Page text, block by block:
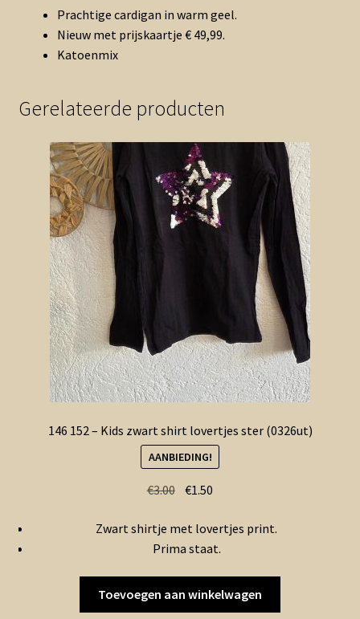
Prachtige cardigan in warm geel.
Nieuw met prijskaartje € 49,99.
Katoenmix
Gerelateerde producten
146 152 – Kids zwart shirt lovertjes ster (0326ut)
AANBIEDING!
€3.00 Oorspronkelijke
was:
€3.00.
€1.50
is:
€1.50.
Zwart shirtje met lovertjes print.
Prima staat.
Toevoegen aan winkelwagen